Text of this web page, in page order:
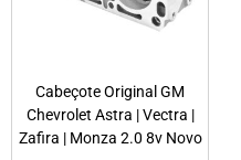
Cabeçote Original GM
Chevrolet Astra | Vectra |
Zafira | Monza 2.0 8v Novo